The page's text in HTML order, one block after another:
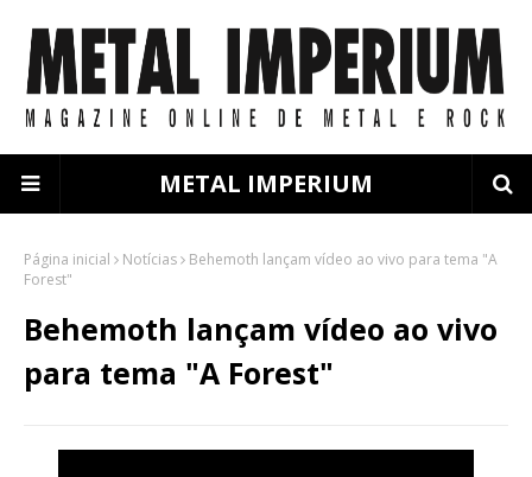
METAL IMPERIUM
Página inicial Notícias
Behemoth lançam vídeo ao vivo para tema "A
Forest"
Behemoth lançam vídeo ao vivo
para tema "A Forest"